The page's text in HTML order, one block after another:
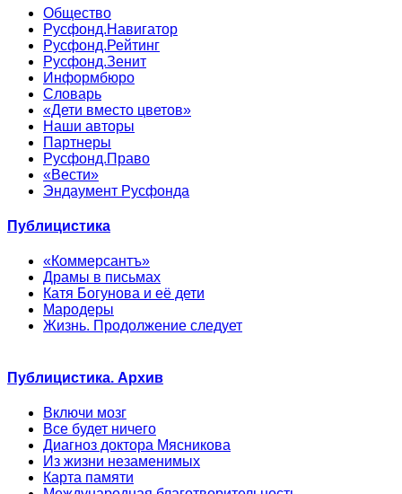
Общество
Русфонд.Навигатор
Русфонд.Рейтинг
Русфонд.Зенит
Информбюро
Словарь
«Дети вместо цветов»
Наши авторы
Партнеры
Русфонд.Право
«Вести»
Эндаумент Русфонда
Публицистика
«Коммерсантъ»
Драмы в письмах
Катя Богунова и её дети
Мародеры
Жизнь. Продолжение следует
Публицистика. Архив
Включи мозг
Все будет ничего
Диагноз доктора Мясникова
Из жизни незаменимых
Карта памяти